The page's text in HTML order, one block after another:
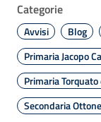
Categorie
Avvisi Blog
Primaria Jacopo
Primaria Torquato
Secondaria